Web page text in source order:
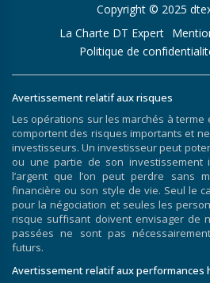
Copyright © 2025
La Charte DT Expert
Politique de
Avertissement relatif aux risques
Les opérations sur les marchés à terme
comportent des risques importants et
investisseurs. Un investisseur peut
ou une partie de son investissement
l’argent que l’on peut perdre sans
financière ou son style de vie. Seul le
pour la négociation et seules les
risque suffisant doivent envisager de
passées ne sont pas
futurs.
Avertissement relatif aux performances